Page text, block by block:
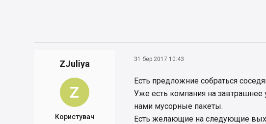
ZJuliya
Z
Користувач
31 бер 2017 10:43
Есть предложние собраться
Уже есть компания на
нами мусорные пакеты.
Есть желающие на следующие